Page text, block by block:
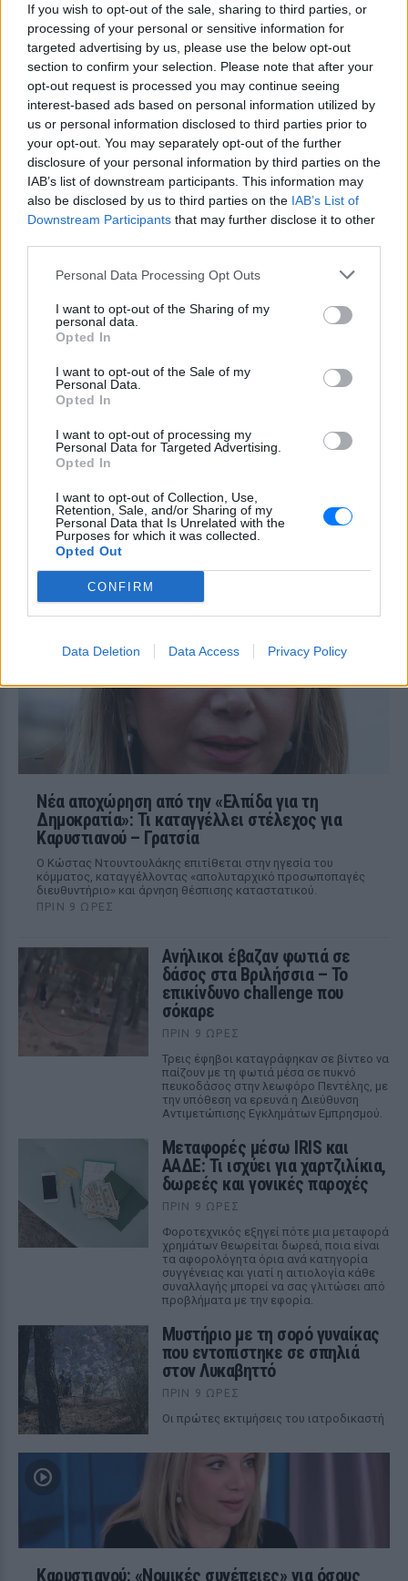
If you wish to opt-out of the sale, sharing to third parties, or
processing of your personal or sensitive information for
targeted advertising by us, please use the below opt-out
section to confirm your selection. Please note that after your
opt-out request is processed you may continue seeing
interest-based ads based on personal information utilized by
us or personal information disclosed to third parties prior to
your opt-out. You may separately opt-out of the further
disclosure of your personal information by third parties on the
IAB’s list of downstream participants. This information may
also be disclosed by us to third parties on the IAB’s List of
Downstream Participants that may further disclose it to other
Personal Data Processing Opt Outs
I want to opt-out of the Sharing of my
personal data.
Opted In
I want to opt-out of the Sale of my
Personal Data.
Opted In
I want to opt-out of processing my
Personal Data for Targeted Advertising.
Opted In
I want to opt-out of Collection, Use,
Retention, Sale, and/or Sharing of my
Personal Data that Is Unrelated with the
Purposes for which it was collected.
Opted Out
CONFIRM
Data Deletion Data Access Privacy Policy
ΣΤΗΝ ΙΔΙΑ ΚΑΤΗΓΟΡΙΑ
Σκέρτσος: Γιατί το «7 στους 10
Έλληνες έχουν καταθέσεις
κάτω από 1.000 ευρώ» είναι
παραπλανητικό
ΠΡΙΝ 9 ΏΡΕΣ
Ο υπουργός Επικρατείας εξηγεί τη
«στατιστική παγίδα» στα δεδομένα του
ΤΕΚΕ και παρουσιάζει στοιχεία που
φυσικών προσώπων από το 2018 έως το
μπαρ και εστιατόρια της
ΠΡΙΝ 9 ΏΡΕΣ
λογαριασμούς, ποτά που χρεώθηκαν
ακριβότερα από την αναγραφόμενη τιμή
παραγγελθεί.
Τεράστιος πύθωνας με
πρησμένη κοιλιά βρέθηκε κάτω
από την αποθήκη οικογένειας
Ένα εντυπωσιακό βίντεο δείχνει τον
Νέα αποχώρηση από την «Ελπίδα για τη
Δημοκρατία»: Τι καταγγέλλει στέλεχος για
Καρυστιανού – Γρατσία
Ο Κώστας Ντουντουλάκης επιτίθεται στην ηγεσία του
κόμματος, καταγγέλλοντας «απολυταρχικό προσωποπαγές
διευθυντήριο» και άρνηση θέσπισης καταστατικού.
ΠΡΙΝ 9 ΏΡΕΣ
Ανήλικοι έβαζαν φωτιά σε
δάσος στα Βριλήσσια – Το
επικίνδυνο challenge που
σόκαρε
ΠΡΙΝ 9 ΏΡΕΣ
Τρεις έφηβοι καταγράφηκαν σε βίντεο να
παίζουν με τη φωτιά μέσα σε πυκνό
πευκοδάσος στην λεωφόρο Πεντέλης, με
την υπόθεση να ερευνά η Διεύθυνση
Αντιμετώπισης Εγκλημάτων Εμπρησμού.
Μεταφορές μέσω IRIS και
ΑΑΔΕ: Τι ισχύει για χαρτζιλίκια,
δωρεές και γονικές παροχές
ΠΡΙΝ 9 ΏΡΕΣ
Φοροτεχνικός εξηγεί πότε μια μεταφορά
χρημάτων θεωρείται δωρεά, ποια είναι
τα αφορολόγητα όρια ανά κατηγορία
συγγένειας και γιατί η αιτιολογία κάθε
συναλλαγής μπορεί να σας γλιτώσει από
προβλήματα με την εφορία.
Μυστήριο με τη σορό γυναίκας
που εντοπίστηκε σε σπηλιά
στον Λυκαβηττό
ΠΡΙΝ 9 ΏΡΕΣ
Οι πρώτες εκτιμήσεις του ιατροδικαστή
Καρυστιανού: «Νομικές συνέπειες» για όσους